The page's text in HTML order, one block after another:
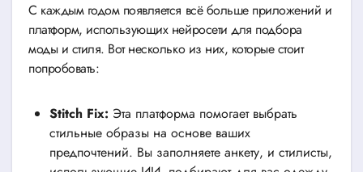
С каждым годом появляется всё больше приложений и
платформ, использующих нейросети для подбора
моды и стиля. Вот несколько из них, которые стоит
попробовать:
Stitch Fix: Эта платформа помогает выбрать
стильные образы на основе ваших
предпочтений. Вы заполняете анкету, и стилисты,